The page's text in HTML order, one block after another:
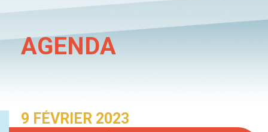
AGENDA
9 FÉVRIER 2023